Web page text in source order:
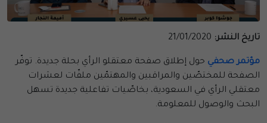
تاريخ النشر:
مؤتمر صحفي حول إطلاق صفحة معتقلو الرأي بحلة جديدة. توفّر
الصفحة للمختصّين والمراقبين والمهتمّين ملفّات لعشرات
معتقلي الرأي في السعودية، بخاصّيات تفاعلية جديدة تسهل
البحث والوصول للمعلومة.